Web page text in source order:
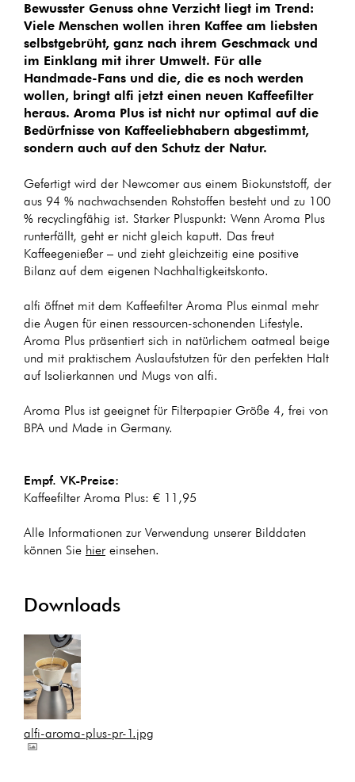
Bewusster Genuss ohne Verzicht liegt im Trend:
Viele Menschen wollen ihren Kaffee am liebsten
selbstgebrüht, ganz nach ihrem Geschmack und
im Einklang mit ihrer Umwelt. Für alle
Handmade-Fans und die, die es noch werden
wollen, bringt alfi jetzt einen neuen Kaffeefilter
heraus. Aroma Plus ist nicht nur optimal auf die
Bedürfnisse von Kaffeeliebhabern abgestimmt,
sondern auch auf den Schutz der Natur.
Gefertigt wird der Newcomer aus einem Biokunststoff, der
aus 94 % nachwachsenden Rohstoffen besteht und zu 100
% recyclingfähig ist. Starker Pluspunkt: Wenn Aroma Plus
runterfällt, geht er nicht gleich kaputt. Das freut
Kaffeegenießer – und zieht gleichzeitig eine positive
Bilanz auf dem eigenen Nachhaltigkeitskonto.
alfi öffnet mit dem Kaffeefilter Aroma Plus einmal mehr
die Augen für einen ressourcen-schonenden Lifestyle.
Aroma Plus präsentiert sich in natürlichem oatmeal beige
und mit praktischem Auslaufstutzen für den perfekten Halt
auf Isolierkannen und Mugs von alfi.
Aroma Plus ist geeignet für Filterpapier Größe 4, frei von
BPA und Made in Germany.
Empf. VK-Preise:
Kaffeefilter Aroma Plus: € 11,95
Alle Informationen zur Verwendung unserer Bilddaten
können Sie hiereinsehen.
Downloads
alfi-aroma-plus-pr-1.jpg